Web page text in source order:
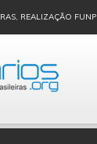
REALIZAÇÃO